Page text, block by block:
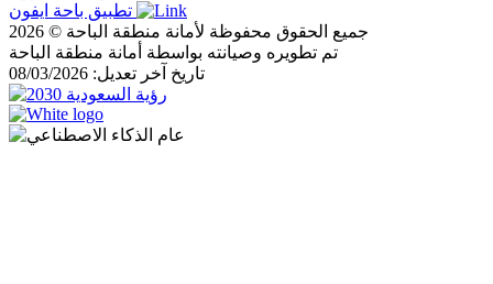
جميع الحقوق محفوظة لأمانة منطقة الباحة © 2026
تم تطويره وصيانته بواسطة أمانة منطقة الباحة
تاريخ آخر تعديل: 08/03/2026